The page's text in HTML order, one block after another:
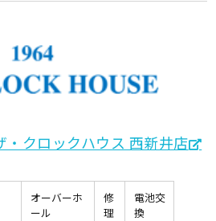
・クロックハウス 西新井店
オーバーホ
ール
修
理
電池交
換